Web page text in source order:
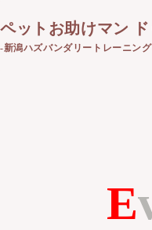
ペットお助けマン ド
-新潟ハズバンダリートレーニン